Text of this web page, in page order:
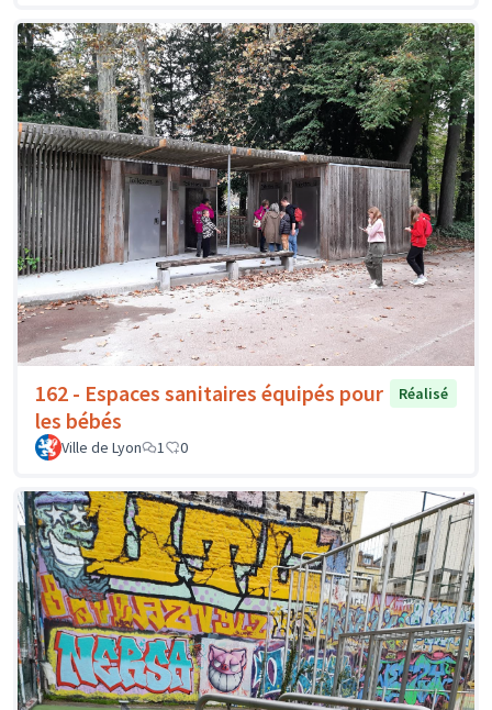
162 - Espaces sanitaires équipés pour
les bébés
Réalisé
Ville de Lyon 1 0